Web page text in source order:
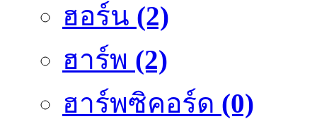
ฮอร์น (2)
ฮาร์พ (2)
ฮาร์พซิคอร์ด (0)